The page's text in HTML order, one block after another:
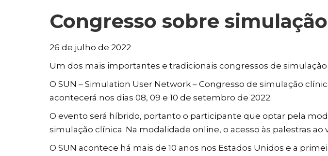
Congresso sobre
26 de julho de 2022
Um dos mais importantes e tradicionais congressos de
O SUN – Simulation User Network – Congresso de simulação
acontecerá nos dias 08, 09 e 10 de setembro de 2022.
O evento será híbrido, portanto o participante que optar pela
simulação clínica. Na modalidade online, o acesso às palestras
O SUN acontece há mais de 10 anos nos Estados Unidos e a